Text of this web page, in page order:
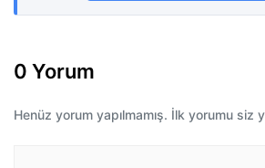
0 Yorum
Henüz yorum yapılmamış. İlk yorumu siz